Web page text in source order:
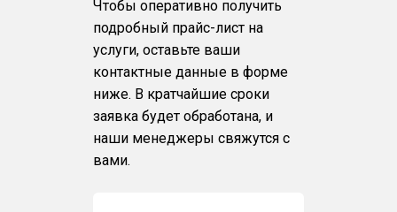
Чтобы оперативно получить
подробный прайс-лист на
услуги, оставьте ваши
контактные данные в форме
ниже. В кратчайшие сроки
заявка будет обработана, и
наши менеджеры свяжутся с
вами.